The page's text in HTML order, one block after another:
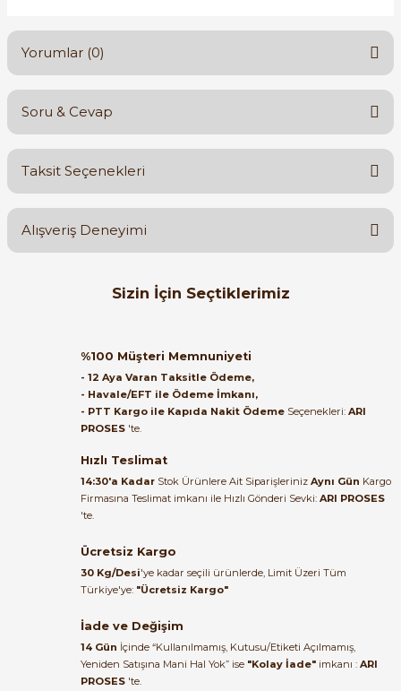
Yorumlar (0)
Bu ürüne ilk yorumu siz yapın!
Soru & Cevap
Ürün hakkında henüz soru sorulmamış.
Taksit Seçenekleri
Alışveriş Deneyimi
Orijinal kutusuyla ertesi gün
ulaştı elimize. Teşekkürler.
Satıcı ilgili ve çok yardım severdi
bundan mehmet bey ilgi ve
alakası için teşekkür ederim
22/06/2026
Kemal Toktaş | 20/06/2026
problemsiz geçti.
Kemal Toktaş | 20/06/2026
Sizin İçin Seçtiklerimiz
6AV2123-2GB03-0AX0 HMI KTP700 Basic Panel PN 7'' Profinet
36.007,11 TL
6ES7214-1AG40-0XB0 CPU 1214C S7-1200 DC/DC/DC 14DI 10DO 2AI
36.007,11 TL
22.140,77 TL
6ES7223-1BL32-0XB0 SM1223 S7-1200 16DI/16DO 24VDC 0.5A
%100 Müşteri Memnuniyeti
- 12 Aya Varan Taksitle Ödeme,
- Havale/EFT ile Ödeme İmkanı,
- PTT Kargo ile Kapıda Nakit Ödeme Seçenekleri: ARI
PROSES 'te.
Hızlı Teslimat
14:30'a Kadar Stok Ürünlere Ait Siparişleriniz Aynı Gün Kargo
Firmasına Teslimat imkanı ile Hızlı Gönderi Sevki: ARI PROSES
'te.
Ücretsiz Kargo
30 Kg/Desi'ye kadar seçili ürünlerde, Limit Üzeri Tüm
Türkiye'ye: "Ücretsiz Kargo"
İade ve Değişim
14 Gün İçinde “Kullanılmamış, Kutusu/Etiketi Açılmamış,
Yeniden Satışına Mani Hal Yok” ise "Kolay İade" imkanı : ARI
PROSES 'te.